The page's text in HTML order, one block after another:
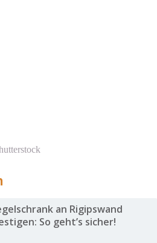
an Rigipswand
So geht’s sicher!